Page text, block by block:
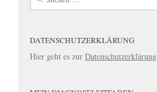
DATENSCHUTZERKLÄRUNG
Hier geht es zur Datenschutzerklärung